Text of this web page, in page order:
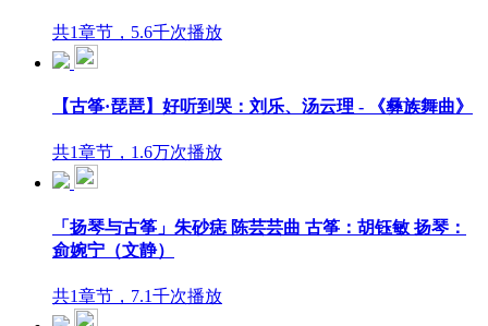
共1章节，5.6千次播放
【古筝·琵琶】好听到哭：刘乐、汤云理 - 《彝族舞曲》
共1章节，1.6万次播放
「扬琴与古筝」朱砂痣 陈芸芸曲 古筝：胡钰敏 扬琴：
侴婉宁（文静）
共1章节，7.1千次播放